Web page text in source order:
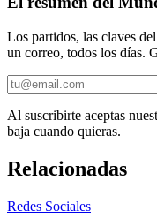
Los partidos, las claves
un correo, todos los días.
Al suscribirte aceptas
baja cuando quieras.
Relacionadas
Redes Sociales